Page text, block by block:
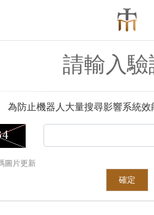
請輸入驗
為防止機器人大量搜尋影響系統
圖片更新
確定